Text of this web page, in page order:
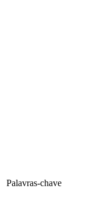
Palavras-chave